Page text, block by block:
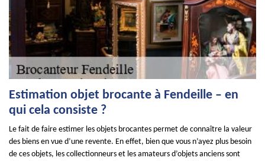
Estimation objet brocante à Fendeille – en
qui cela consiste ?
Le fait de faire estimer les objets brocantes permet de connaître la valeur
des biens en vue d’une revente. En effet, bien que vous n’ayez plus besoin
de ces objets, les collectionneurs et les amateurs d’objets anciens sont